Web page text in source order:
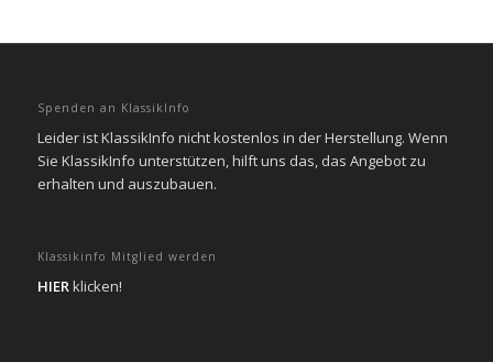
Spenden an KlassikInfo
Leider ist KlassikInfo nicht kostenlos in der Herstellung. Wenn
Sie KlassikInfo unterstützen, hilft uns das, das Angebot zu
erhalten und auszubauen.
Klassikinfo Mitglied werden
HIERklicken!